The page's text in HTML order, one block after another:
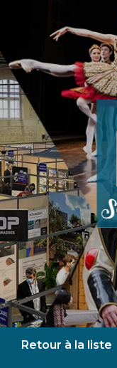
Retour à la liste